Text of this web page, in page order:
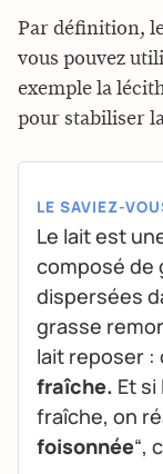
Par définition,
vous pouvez
exemple la
pour stabiliser
LE SAVIEZ-
Le lait est
composé de
dispersées
grasse
lait reposer :
fraîche. Et
fraîche, on
foisonnée“,